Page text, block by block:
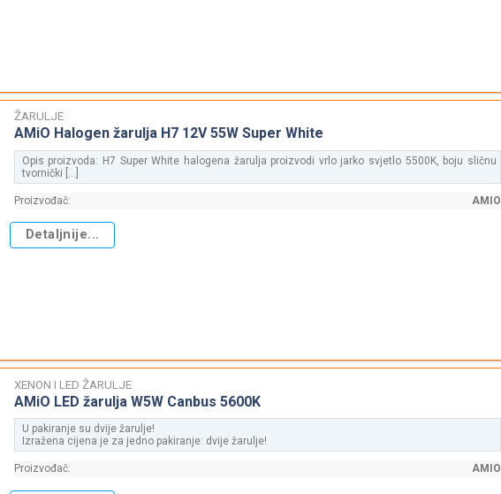
ŽARULJE
AMiO Halogen žarulja H7 12V 55W Super White
Opis proizvoda: H7 Super White halogena žarulja proizvodi vrlo jarko svjetlo 5500K, boju sličnu
tvornički [...]
Proizvođač: AMIO
Detaljnije...
XENON I LED ŽARULJE
AMiO LED žarulja W5W Canbus 5600K
U pakiranje su dvije žarulje!
Izražena cijena je za jedno pakiranje: dvije žarulje!
Proizvođač: AMIO